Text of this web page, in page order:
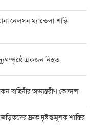
নেলসন ম্যান্ডেলা শান্তি
একজন নিহত
বাহিনীর অভ্যন্তরীণ কোন্দল
দ্রুত দৃষ্টান্তমূলক শাস্তির